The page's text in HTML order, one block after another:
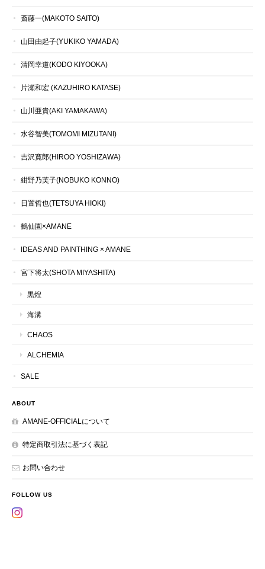
斎藤一(MAKOTO SAITO)
山田由起子(YUKIKO YAMADA)
清岡幸道(KODO KIYOOKA)
片瀬和宏 (KAZUHIRO KATASE)
山川亜貴(AKI YAMAKAWA)
水谷智美(TOMOMI MIZUTANI)
吉沢寛郎(HIROO YOSHIZAWA)
紺野乃芙子(NOBUKO KONNO)
日置哲也(TETSUYA HIOKI)
鶴仙園×AMANE
IDEAS AND PAINTHING × AMANE
宮下将太(SHOTA MIYASHITA)
黒煌
海溝
CHAOS
ALCHEMIA
SALE
ABOUT
AMANE-OFFICIALについて
特定商取引法に基づく表記
お問い合わせ
FOLLOW US